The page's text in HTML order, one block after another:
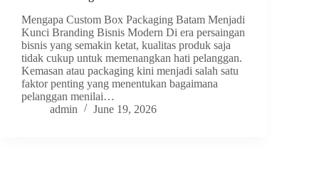
Mengapa Custom Box Packaging Batam Menjadi
Kunci Branding Bisnis Modern Di era persaingan
bisnis yang semakin ketat, kualitas produk saja
tidak cukup untuk memenangkan hati pelanggan.
Kemasan atau packaging kini menjadi salah satu
faktor penting yang menentukan bagaimana
pelanggan menilai…
admin
June 19, 2026